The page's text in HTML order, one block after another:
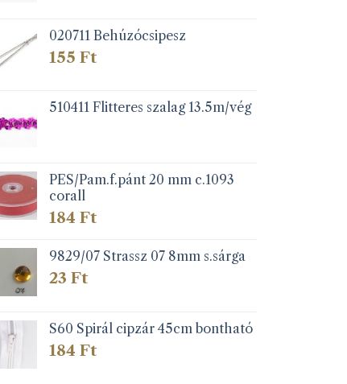
020711 Behúzócsipesz
155Ft
510411 Flitteres szalag 13.5m/vég
PES/Pam.f.pánt 20 mm c.1093
corall
184Ft
9829/07 Strassz 07 8mm s.sárga
23Ft
S60 Spirál cipzár 45cm bontható
184Ft